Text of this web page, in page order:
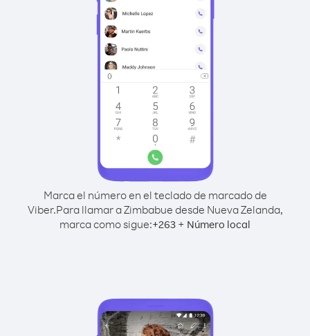
Marca el número en el teclado de marcado de
Viber.Para llamar a Zimbabue desde Nueva Zelanda,
marca como sigue:+263 + Número local